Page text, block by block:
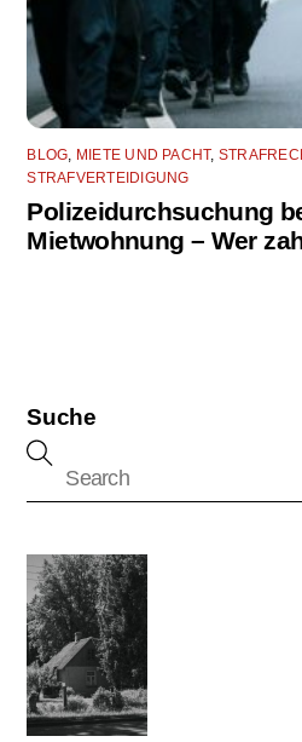
BLOG, MIETE UND PACHT,
STRAFVERTEIDIGUNG
Polizeidurchsuchung
Mietwohnung – Wer
Suche